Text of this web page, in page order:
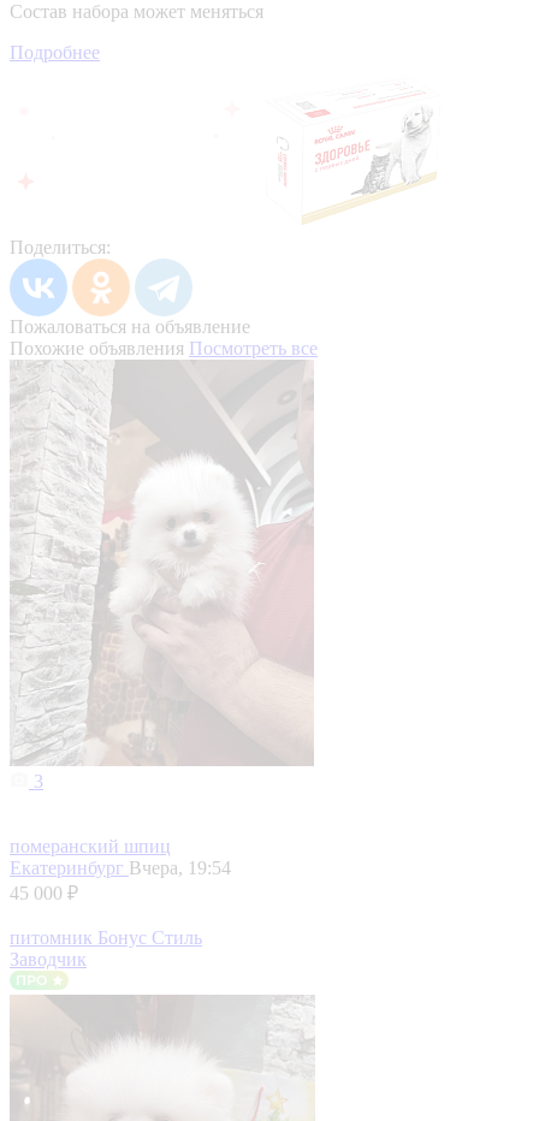
Состав набора может меняться
Подробнее
Поделиться:
Пожаловаться на объявление
Похожие объявления Посмотреть все
3
померанский шпиц
Екатеринбург Вчера, 19:54
45 000 ₽
питомник Бонус Стиль
Заводчик